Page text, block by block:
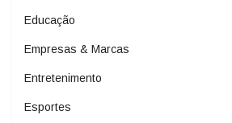
Educação
Empresas & Marcas
Entretenimento
Esportes